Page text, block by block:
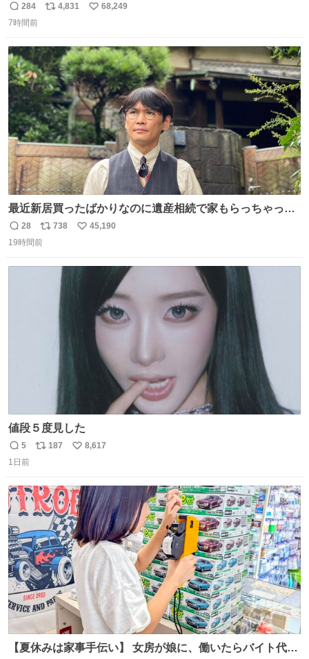
返
信
284
リ
ト
数
4,831
い
数
68,249
7時間前
最近新居買ったばかりなのに遺産相続で家もらっちゃった
長男
返
信
28
リ
ポ
738
い
数
45,190
19時間前
値段５度見した
返
信
5
リ
ト
数
187
い
数
8,617
1日前
【夏休みは家事手伝い】 女房が娘に、働いたらバイト代も